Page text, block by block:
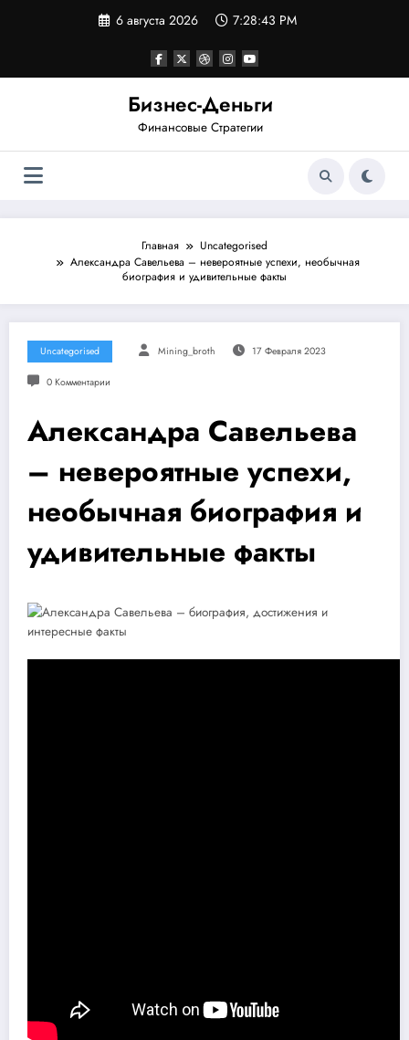
6 августа 2026 7:28:44 PM
Бизнес-Деньги
Финансовые Стратегии
Главная
Uncategorised
Александра Савельева – невероятные успехи, необычная
биография и удивительные факты
Uncategorised Mining_broth 17 Февраля 2023
0 Комментарии
Александра Савельева
– невероятные успехи,
необычная биография и
удивительные факты